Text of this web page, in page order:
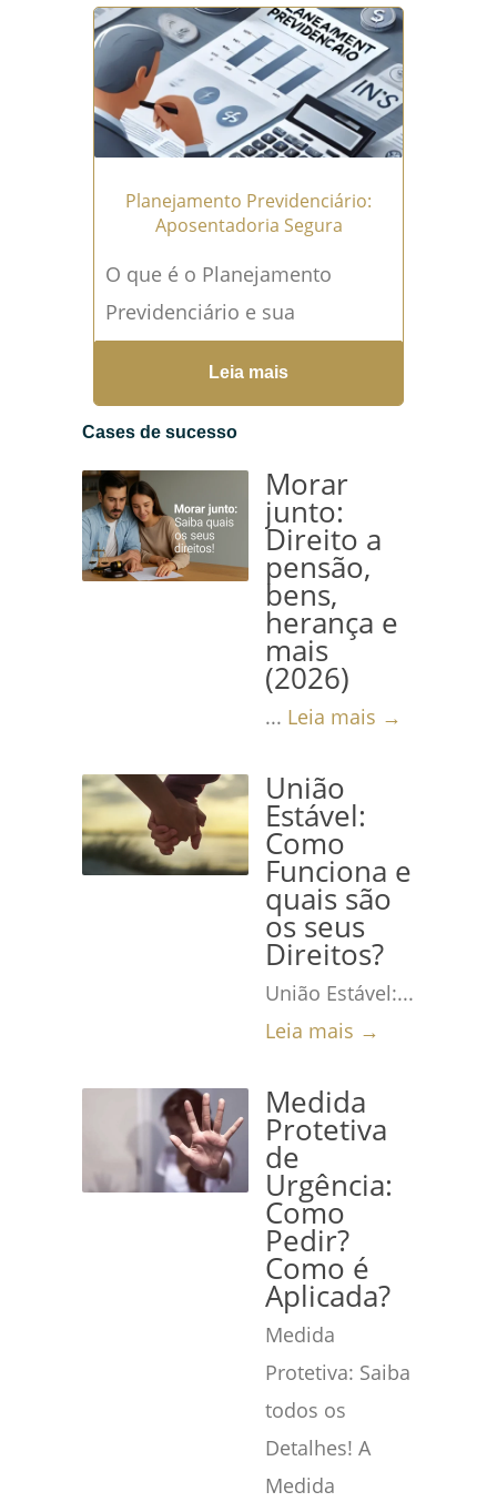
momento importante na vida
de qualquer trabalhador,...
Leia mais →
Planejamento Previdenciário:
Aposentadoria Segura
O que é o Planejamento
Previdenciário e sua
Importância para a
Aposentadoria O
planejamento previdenciário é
para qualquer trabalhador...
Leia mais →
Leia mais
Cases de sucesso
Morar
junto:
Direito a
pensão,
bens,
herança e
mais
(2026)
... Leia mais →
União
Estável:
Como
Funciona e
quais são
os seus
Direitos?
União Estável:...
Leia mais →
Medida
Protetiva
de
Urgência:
Como
Pedir?
Como é
Aplicada?
Medida
Protetiva: Saiba
todos os
Detalhes! A
Medida